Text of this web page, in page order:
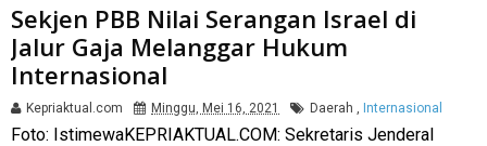
Sekjen PBB Nilai Serangan Israel di
Jalur Gaja Melanggar Hukum
Internasional
Kepriaktual.com Minggu, Mei 16, 2021 Daerah Internasional
Foto: IstimewaKEPRIAKTUAL.COM: Sekretaris Jenderal